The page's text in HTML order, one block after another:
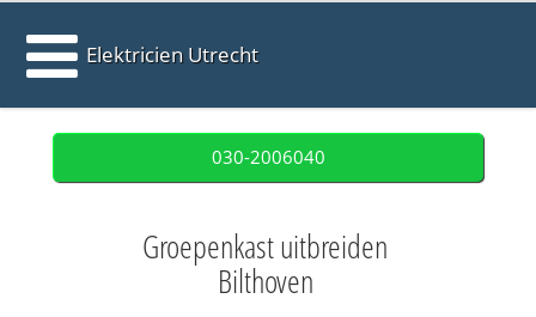
Elektricien Utrecht
030-2006040
Groepenkast uitbreiden
Bilthoven